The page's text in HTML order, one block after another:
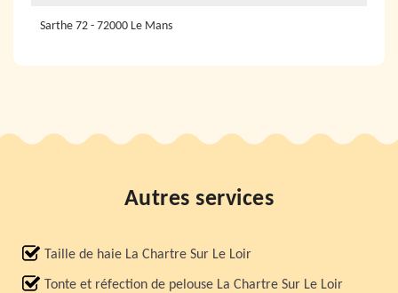
Sarthe 72 - 72000 Le Mans
Autres services
Taille de haie La Chartre Sur Le Loir
Tonte et réfection de pelouse La Chartre Sur Le Loir